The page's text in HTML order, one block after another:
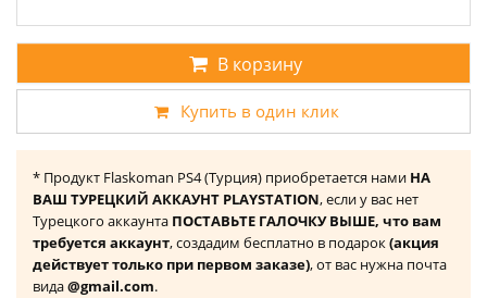
В корзину
Купить в один клик
* Продукт Flaskoman PS4 (Турция) приобретается нами НА
ВАШ ТУРЕЦКИЙ АККАУНТ PLAYSTATION, если у вас нет
Турецкого аккаунта ПОСТАВЬТЕ ГАЛОЧКУ ВЫШЕ, что вам
требуется аккаунт, создадим бесплатно в подарок(акция
действует только при первом заказе), от вас нужна почта
вида@gmail.com.